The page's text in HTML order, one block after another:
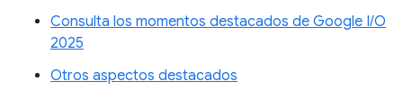
Consulta los momentos destacados de Google I/O
2025
Otros aspectos destacados